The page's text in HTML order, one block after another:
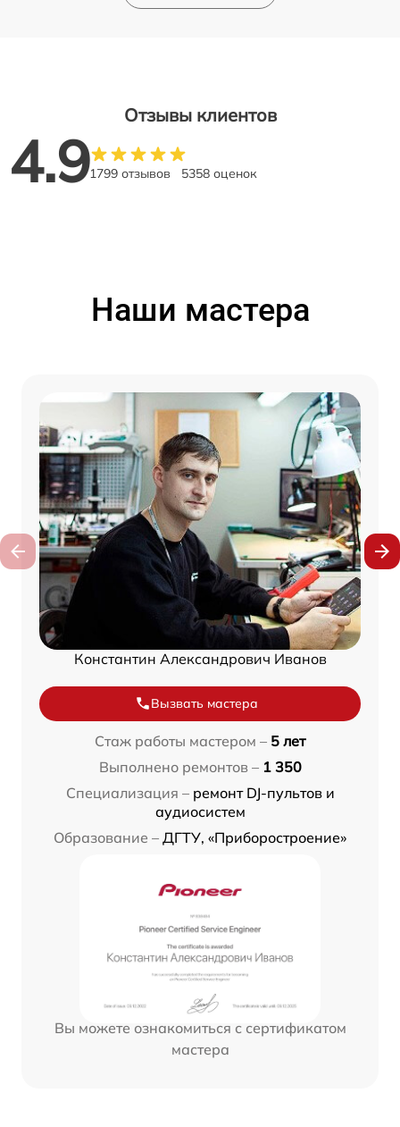
Отзывы клиентов
4.91799 отзывов 5358 оценок
Наши мастера
Константин Александрович Иванов
Вызвать мастера
Стаж работы мастером – 5 лет
Выполнено ремонтов – 1 350
Специализация – ремонт DJ-пультов и
аудиосистем
Образование – ДГТУ, «Приборостроение»
Вы можете ознакомиться с сертификатом
мастера